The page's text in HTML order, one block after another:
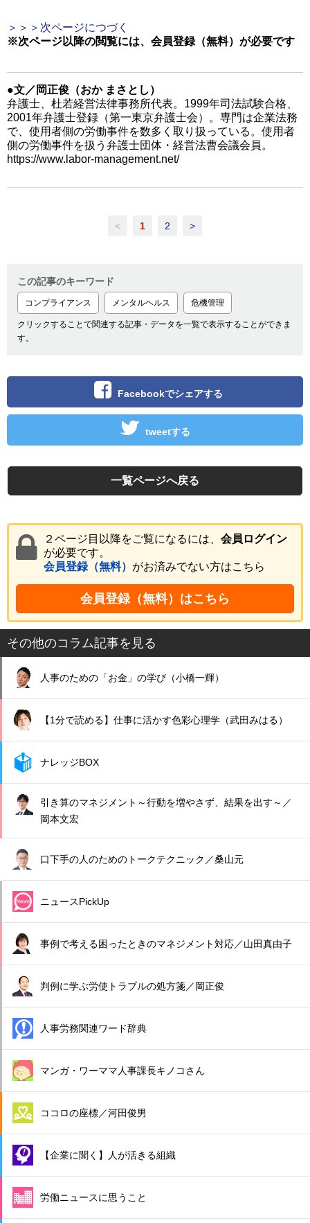
＞＞＞次ページにつづく
※次ページ以降の閲覧には、会員登録（無料）が必要です
●文／岡正俊（おか まさとし）
弁護士、杜若経営法律事務所代表。1999年司法試験合格、
2001年弁護士登録（第一東京弁護士会）。専門は企業法務
で、使用者側の労働事件を数多く取り扱っている。使用者
側の労働事件を扱う弁護士団体・経営法曹会議会員。
https://www.labor-management.net/
< 1 2 >
この記事のキーワード
コンプライアンス メンタルヘルス 危機管理
クリックすることで関連する記事・データを一覧で表示することができま
す。
Facebookでシェアする
tweetする
一覧ページへ戻る
２ページ目以降をご覧になるには、 会員ログイン
が必要です。
会員登録（無料） がお済みでない方はこちら
会員登録（無料）はこちら
その他のコラム記事を見る
人事のための「お金」の学び（小橋一輝）
【1分で読める】仕事に活かす色彩心理学（武田みはる）
ナレッジBOX
引き算のマネジメント～行動を増やさず、結果を出す～／
岡本文宏
口下手の人のためのトークテクニック／桑山元
ニュースPickUp
事例で考える困ったときのマネジメント対応／山田真由子
判例に学ぶ労使トラブルの処方箋／岡正俊
人事労務関連ワード辞典
マンガ・ワーママ人事課長キノコさん
ココロの座標／河田俊男
【企業に聞く】人が活きる組織
労働ニュースに思うこと